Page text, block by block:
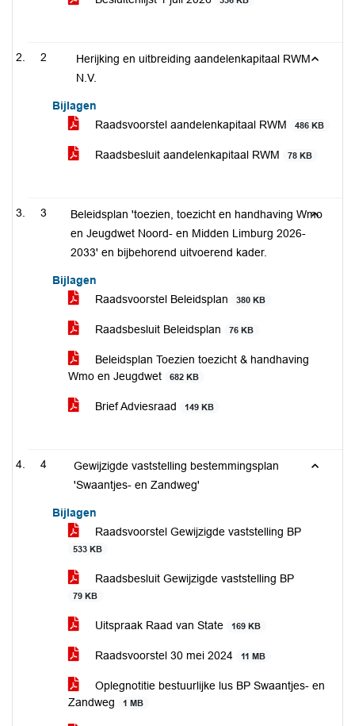
2
Herijking en uitbreiding aandelenkapitaal RWM
N.V.
Bijlagen
Raadsvoorstel aandelenkapitaal RWM
486 KB
Raadsbesluit aandelenkapitaal RWM 78 KB
3
Beleidsplan 'toezien, toezicht en handhaving Wmo
en Jeugdwet Noord- en Midden Limburg 2026-
2033' en bijbehorend uitvoerend kader.
Bijlagen
Raadsvoorstel Beleidsplan
380 KB
Raadsbesluit Beleidsplan 76 KB
Beleidsplan Toezien toezicht & handhaving
Wmo en Jeugdwet
682 KB
Brief Adviesraad 149 KB
4
Gewijzigde vaststelling bestemmingsplan
'Swaantjes- en Zandweg'
Bijlagen
Raadsvoorstel Gewijzigde vaststelling BP
533 KB
Raadsbesluit Gewijzigde vaststelling BP
79 KB
Uitspraak Raad van State 169 KB
Raadsvoorstel 30 mei 2024 11 MB
Oplegnotitie bestuurlijke lus BP Swaantjes- en
Zandweg
1 MB